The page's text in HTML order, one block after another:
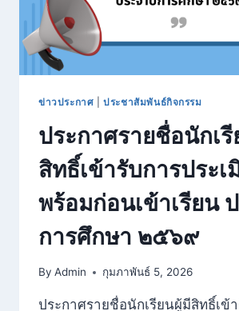
ปฐมวัย)
ข่าวประกาศ |ประชาสัมพันธ์กิจกรรม
ประกาศรายชื่อนักเ
สิทธิ์เข้ารับการประ
พร้อมก่อนเข้าเรียน
การศึกษา ๒๕๖๙
By Admin กุมภาพันธ์ 5, 2026
ประกาศรายชื่อนักเรียนผู้มีสิทธิ์เข้